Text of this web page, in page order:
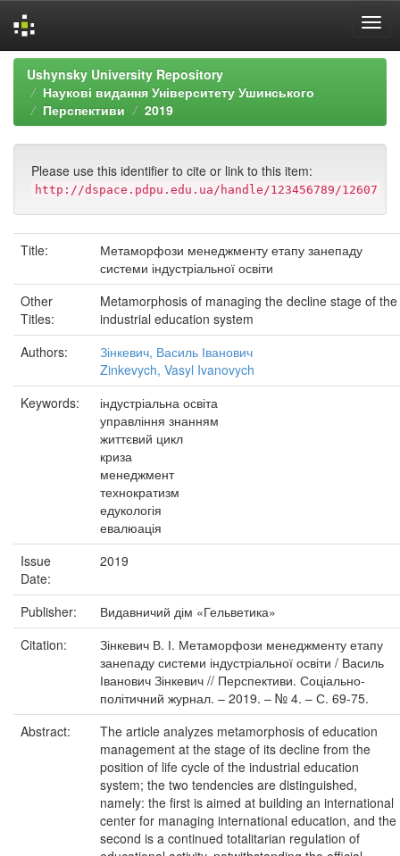
Skip
navigation
Ushynsky University Repository
Наукові видання Університету Ушинського
Перспективи
2019
Please use this identifier to cite or link to this item:
http://dspace.pdpu.edu.ua/handle/123456789/12607
Title:
Метаморфози менеджменту етапу занепаду
системи індустріальної освіти
Other
Titles:
Metamorphosis of managing the decline stage of the
industrial education system
Authors:
Зінкевич, Василь Іванович
Zinkevych, Vasyl Ivanovych
Keywords:
індустріальна освіта
управління знанням
життєвий цикл
криза
менеджмент
технократизм
едукологія
евалюація
Issue
Date:
2019
Publisher:
Видавничий дім «Гельветика»
Citation:
Зінкевич В. І. Метаморфози менеджменту етапу
занепаду системи індустріальної освіти / Василь
Іванович Зінкевич // Перспективи. Соціально-
політичний журнал. – 2019. – № 4. – С. 69-75.
Abstract:
The article analyzes metamorphosis of education
management at the stage of its decline from the
position of life cycle of the industrial education
system; the two tendencies are distinguished,
namely: the first is aimed at building an international
center for managing international education, and the
second is a continued totalitarian regulation of